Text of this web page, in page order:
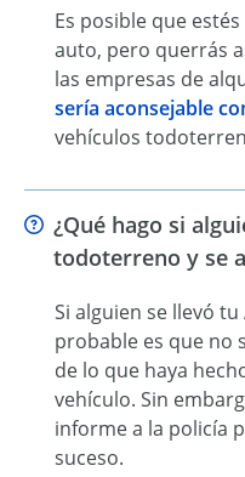
Es posible que
auto, pero querrás
las empresas de
sería aconsejable
vehículos
¿Qué hago si
todoterreno y se
Si alguien se llevó
probable es que no
de lo que haya
vehículo. Sin
informe a la policía
suceso.